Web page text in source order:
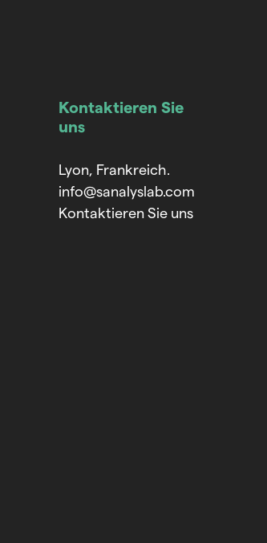
Kontaktieren Sie
uns
Lyon, Frankreich.
info@sanalyslab.com
Kontaktieren Sie uns